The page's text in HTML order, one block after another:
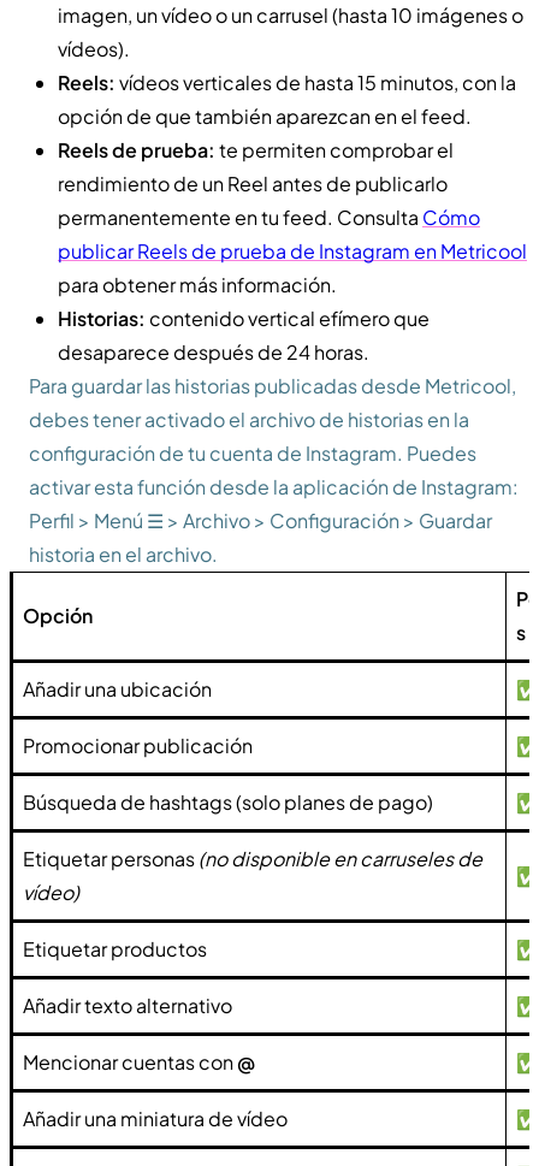
imagen, un vídeo o un carrusel (hasta 10 imágenes o
vídeos).
Reels: vídeos verticales de hasta 15 minutos, con la
opción de que también aparezcan en el feed.
Reels de prueba: te permiten comprobar el
rendimiento de un Reel antes de publicarlo
permanentemente en tu feed. Consulta Cómo
publicar Reels de prueba de Instagram en Metricool
para obtener más información.
Historias: contenido vertical efímero que
desaparece después de 24 horas.
Para guardar las historias publicadas desde Metricool,
debes tener activado el archivo de historias en la
configuración de tu cuenta de Instagram. Puedes
activar esta función desde la aplicación de Instagram:
Perfil > Menú ☰ > Archivo > Configuración > Guardar
historia en el archivo.
Opción
s
Añadir una ubicación ✅
Promocionar publicación ✅
Búsqueda de hashtags (solo planes de pago) ✅
Etiquetar personas(no disponible en carruseles de
vídeo)
✅
Etiquetar productos ✅
Añadir texto alternativo ✅
Mencionar cuentas con@ ✅
Añadir una miniatura de vídeo ✅